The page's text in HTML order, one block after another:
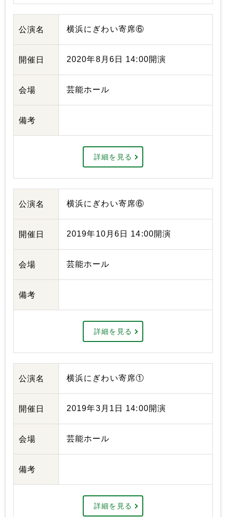
公演名 横浜にぎわい寄席⑥
開催日 2020年8月6日 14:00開演
会場 芸能ホール
備考
詳細を見る
公演名 横浜にぎわい寄席⑥
開催日 2019年10月6日 14:00開演
会場 芸能ホール
備考
詳細を見る
公演名 横浜にぎわい寄席①
開催日 2019年3月1日 14:00開演
会場 芸能ホール
備考
詳細を見る